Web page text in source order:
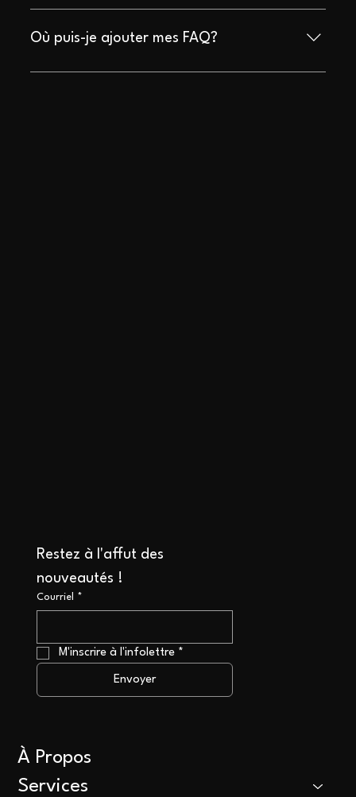
livraison?», «Quelles sont vos heures d'ouverture?»,
Les FAQ sont un excellent moyen d'aider les visiteurs à
trouver rapidement des réponses aux questions
expérience de navigation sur votre site.
Où puis-je ajouter mes FAQ?
Les FAQ peuvent être ajoutées à n'importe quelle page
Restez à l'affut des
nouveautés !
Courriel *
M'inscrire à l'infolettre *
Envoyer
À Propos
Services